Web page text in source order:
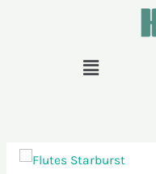
Menu
Quantidade